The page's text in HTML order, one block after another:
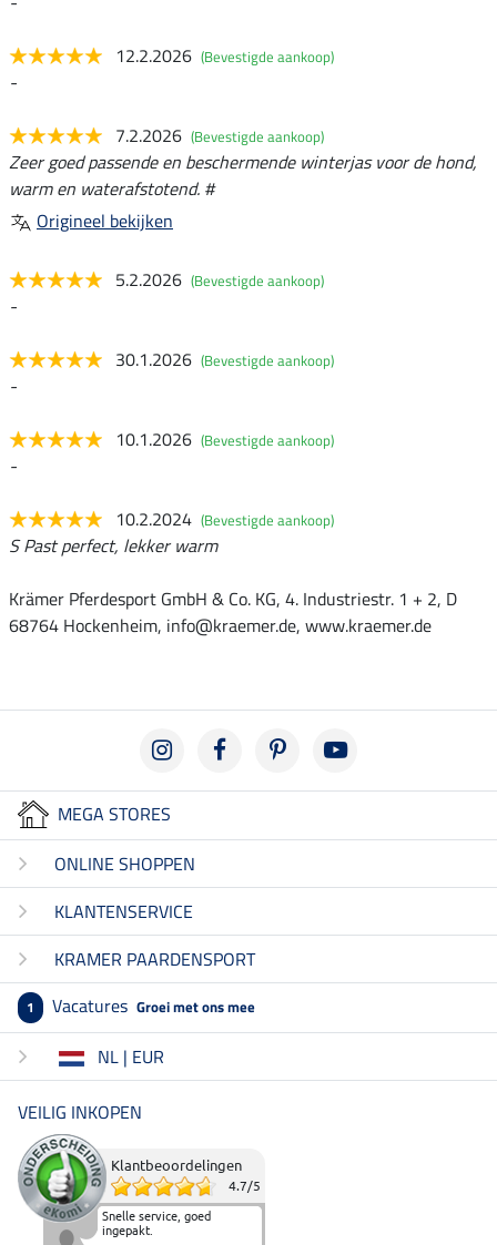
12.2.2026 (Bevestigde aankoop)
-
7.2.2026 (Bevestigde aankoop)
Zeer goed passende en beschermende winterjas voor de hond,
warm en waterafstotend. #
Origineel bekijken
5.2.2026 (Bevestigde aankoop)
-
30.1.2026 (Bevestigde aankoop)
-
10.1.2026 (Bevestigde aankoop)
-
10.2.2024 (Bevestigde aankoop)
S Past perfect, lekker warm
Krämer Pferdesport GmbH & Co. KG, 4. Industriestr. 1 + 2, D
68764 Hockenheim, info@kraemer.de, www.kraemer.de
MEGA STORES
ONLINE SHOPPEN
KLANTENSERVICE
KRAMER PAARDENSPORT
1 Vacatures Groei met ons mee
NL | EUR
VEILIG INKOPEN
Klantbeoordelingen
4.7/5
Snelle service, goed
ingepakt.